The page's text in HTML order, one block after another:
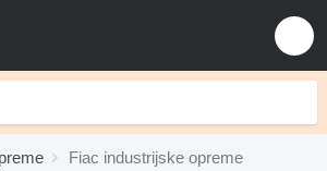
Fiac industrijske opreme